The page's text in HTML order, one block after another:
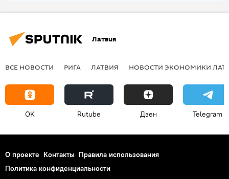
Латвия
ВСЕ НОВОСТИ РИГА ЛАТВИЯ НОВОСТИ ЭКОНОМИКИ
OK Rutube Дзен Telegram
О проекте Контакты Правила использования
Политика конфиденциальности